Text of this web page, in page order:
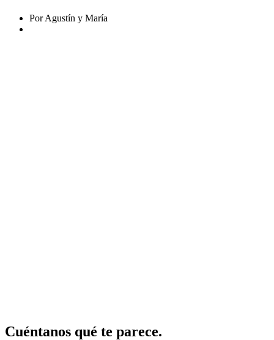
Por Agustín y María
Cuéntanos qué te parece.